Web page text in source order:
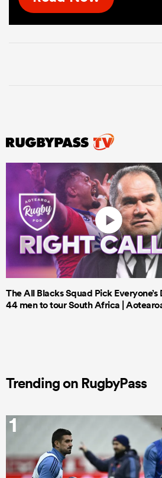
The All Blacks Squad Pick Everyone’s
44 men to tour South Africa |
Trending on RugbyPass
1